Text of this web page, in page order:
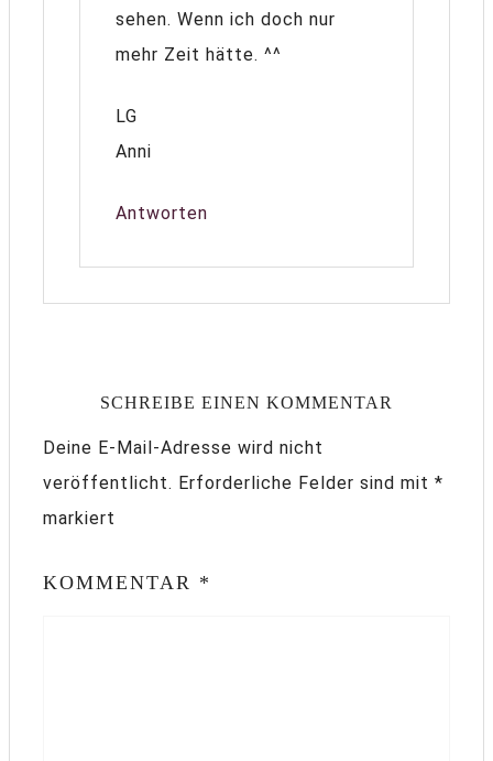
sehen. Wenn ich doch nur
mehr Zeit hätte. ^^
LG
Anni
Antworten
SCHREIBE EINEN KOMMENTAR
Deine E-Mail-Adresse wird nicht
veröffentlicht. Erforderliche Felder sind mit *
markiert
KOMMENTAR *